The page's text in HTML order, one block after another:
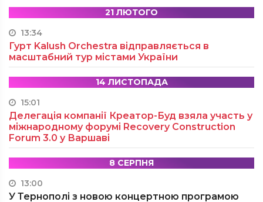
21 ЛЮТОГО
13:34
Гурт Kalush Orchestra відправляється в
масштабний тур містами України
14 ЛИСТОПАДА
15:01
Делегація компанії Креатор-Буд взяла участь у
міжнародному форумі Recovery Construction
Forum 3.0 у Варшаві
8 СЕРПНЯ
13:00
У Тернополі з новою концертною програмою